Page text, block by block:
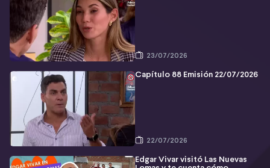
23/07/2026
Capítulo 88 Emisión 22/07/2026
22/07/2026
Edgar Vivar visitó Las Nuevas